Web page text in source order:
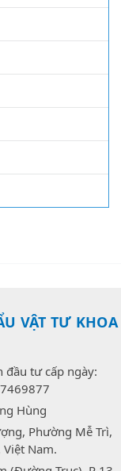
VẬT TƯ KHOA
đầu tư cấp ngày:
Hùng
Phường Mễ Trì,
Việt Nam.